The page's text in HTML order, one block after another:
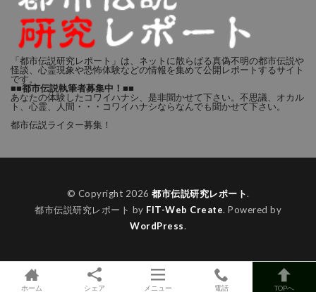
「都市伝説研究レポート」は、ネットに散らばる真偽不明の都市伝説や
怪談、心霊現象や恐怖体験などの情報を集めて公開レポートするサイト
です。
■■都市伝説執筆者募集中！■■
あなたの体験したコワイハナシ、是非聞かせて下さい。不思議、オカル
ト、心霊、人間・・・コワイハナシならなんでも聞かせて下さい。
都市伝説ライター募集！
© Copyright 2026 都市伝説研究レポート.
都市伝説研究レポート by FIT-Web Create. Powered by
WordPress.
ホーム シェア メニュー 電話 TOPへ